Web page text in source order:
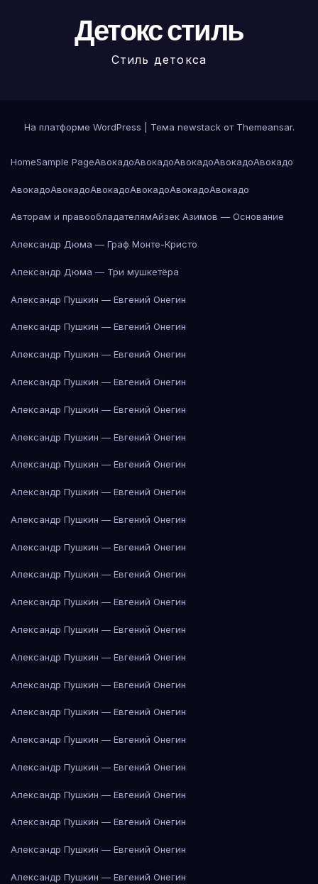
Детокс стиль
Стиль детокса
На платформе WordPress Тема newstack от Themeansar.
HomeSample PageАвокадоАвокадоАвокадоАвокадоАвокадо
АвокадоАвокадоАвокадоАвокадоАвокадоАвокадо
Авторам и правообладателямАйзек Азимов — Основание
Александр Дюма — Граф Монте-Кристо
Александр Дюма — Три мушкетёра
Александр Пушкин — Евгений Онегин
Александр Пушкин — Евгений Онегин
Александр Пушкин — Евгений Онегин
Александр Пушкин — Евгений Онегин
Александр Пушкин — Евгений Онегин
Александр Пушкин — Евгений Онегин
Александр Пушкин — Евгений Онегин
Александр Пушкин — Евгений Онегин
Александр Пушкин — Евгений Онегин
Александр Пушкин — Евгений Онегин
Александр Пушкин — Евгений Онегин
Александр Пушкин — Евгений Онегин
Александр Пушкин — Евгений Онегин
Александр Пушкин — Евгений Онегин
Александр Пушкин — Евгений Онегин
Александр Пушкин — Евгений Онегин
Александр Пушкин — Евгений Онегин
Александр Пушкин — Евгений Онегин
Александр Пушкин — Евгений Онегин
Александр Пушкин — Евгений Онегин
Александр Пушкин — Евгений Онегин
Александр Пушкин — Евгений Онегин